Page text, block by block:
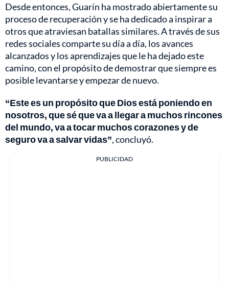
Desde entonces, Guarín ha mostrado abiertamente su
proceso de recuperación y se ha dedicado a inspirar a
otros que atraviesan batallas similares. A través de sus
redes sociales comparte su día a día, los avances
alcanzados y los aprendizajes que le ha dejado este
camino, con el propósito de demostrar que siempre es
posible levantarse y empezar de nuevo.
“Este es un propósito que Dios está poniendo en
nosotros, que sé que va a llegar a muchos rincones
del mundo, va a tocar muchos corazones y de
seguro va a salvar vidas”, concluyó.
PUBLICIDAD